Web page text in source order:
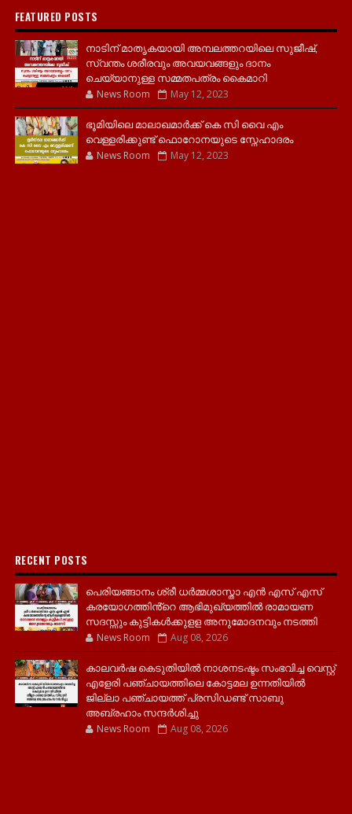
FEATURED POSTS
നാടിന് മാതൃകയായി അമ്പലത്തറയിലെ സുജീഷ്,
സ്വന്തം ശരീരവും അവയവങ്ങളും ദാനം
ചെയ്യാനുള്ള സമ്മതപത്രം കൈമാറി
News Room May 12, 2023
ഭൂമിയിലെ മാലാഖമാർക്ക് കെ സി വൈ എം
വെള്ളരിക്കുണ്ട് ഫൊറോനയുടെ സ്നേഹാദരം
News Room May 12, 2023
RECENT POSTS
പെരിയങ്ങാനം ശ്രീ ധർമ്മശാസ്താ എൻ എസ് എസ്
കരയോഗത്തിൻ്റെ ആഭിമുഖ്യത്തിൽ രാമായണ
സദസ്സും കുട്ടികൾക്കുളള അനുമോദനവും നടത്തി
News Room Aug 08, 2026
കാലവർഷ കെടുതിയിൽ നാശനടഷ്ടം സംഭവിച്ച വെസ്റ്റ്
എളേരി പഞ്ചായത്തിലെ കോട്ടമല ഉന്നതിയിൽ
ജില്ലാ പഞ്ചായത്ത് പ്രസിഡണ്ട് സാബു
അബ്രഹാം സന്ദര്‍ശിച്ചു
News Room Aug 08, 2026